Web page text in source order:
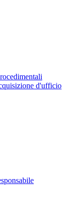
d'ufficio